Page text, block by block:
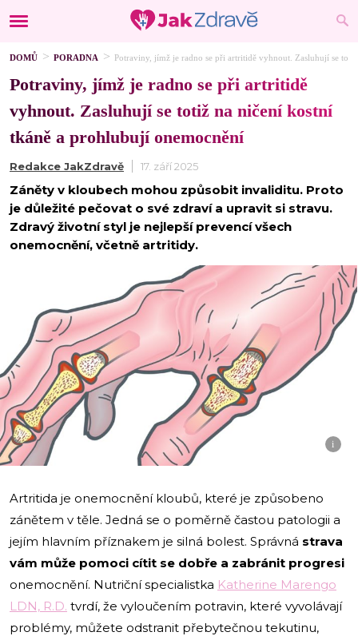
DOMŮ PORADNA Potraviny, jímž je radno se při artritidě vyhnout. Zasluhují se
Potraviny, jímž je radno se při artritidě
vyhnout. Zasluhují se totiž na ničení kostní
tkáně a prohlubují onemocnění
Redakce JakZdravě 17. září 2025
Záněty v kloubech mohou způsobit invaliditu. Proto
je důležité pečovat o své zdraví a upravit si stravu.
Zdravý životní styl je nejlepší prevencí všech
onemocnění, včetně artritidy.
i
Artritida je onemocnění kloubů, které je způsobeno
zánětem v těle. Jedná se o poměrně častou patologii a
jejím hlavním příznakem je silná bolest. Správná strava
vám může pomoci cítit se dobře a zabránit progresi
onemocnění. Nutriční specialistka Katherine Marengo
LDN, R.D. tvrdí, že vyloučením potravin, které vyvolávají
problémy, můžete odstranit přebytečnou tekutinu,